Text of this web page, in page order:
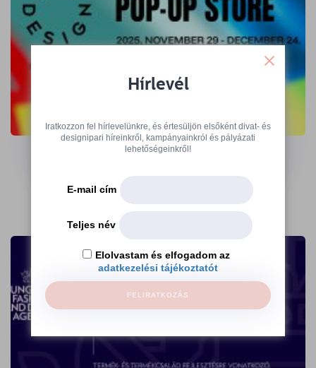
A 360 Design Budapest kiállítói várnak
az Ajándék Terminálon
Hírlevél
Iratkozzon fel hírlevelünkre, és értesüljön elsőként divat- és
designipari híreinkről, kampányainkról és pályázati
lehetőségeinkről!
E-mail cím
Teljes név
Elolvastam és elfogadom az
adatkezelési tájékoztatót
FELIRATKOZÁS